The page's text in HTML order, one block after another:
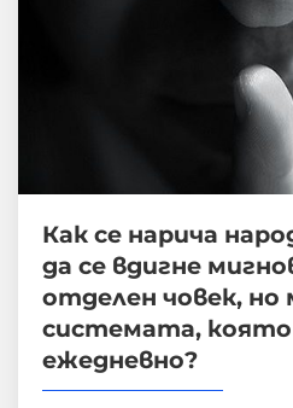
Как се нарича
да се вдигне
отделен човек, но
системата, която
ежедневно?